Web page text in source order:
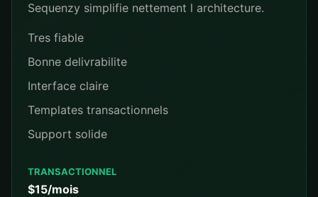
Sequenzy simplifie nettement l architecture.
Tres fiable
Bonne delivrabilite
Interface claire
Templates transactionnels
Support solide
TRANSACTIONNEL
$15/mois